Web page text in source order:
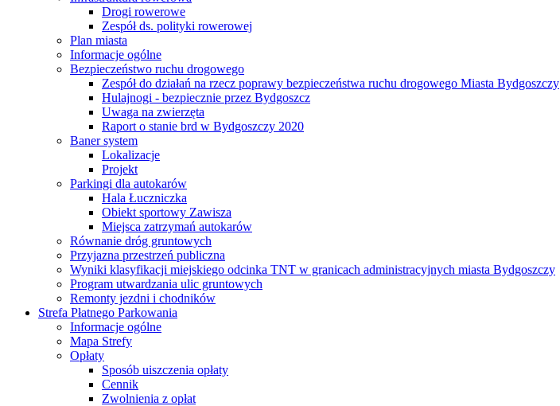
Drogi rowerowe
Zespół ds. polityki rowerowej
Plan miasta
Informacje ogólne
Bezpieczeństwo ruchu drogowego
Zespół do działań na rzecz poprawy bezpieczeństwa ruchu drogowego Miasta Bydgoszczy
Hulajnogi - bezpiecznie przez Bydgoszcz
Uwaga na zwierzęta
Raport o stanie brd w Bydgoszczy 2020
Baner system
Lokalizacje
Projekt
Parkingi dla autokarów
Hala Łuczniczka
Obiekt sportowy Zawisza
Miejsca zatrzymań autokarów
Równanie dróg gruntowych
Przyjazna przestrzeń publiczna
Wyniki klasyfikacji miejskiego odcinka TNT w granicach administracyjnych miasta Bydgoszczy
Program utwardzania ulic gruntowych
Remonty jezdni i chodników
Strefa Płatnego Parkowania
Informacje ogólne
Mapa Strefy
Opłaty
Sposób uiszczenia opłaty
Cennik
Zwolnienia z opłat